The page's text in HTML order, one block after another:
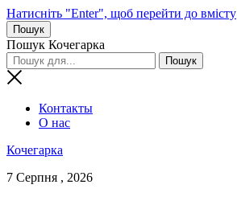
Натисніть "Enter", щоб перейти до вмісту
Пошук
Пошук Кочегарка
Контакты
О нас
Кочегарка
7 Серпня , 2026